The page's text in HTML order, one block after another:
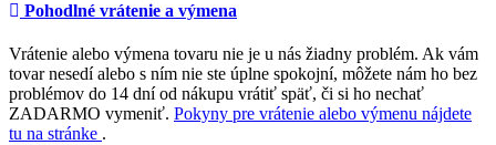
Pohodlné vrátenie a výmena
Vrátenie alebo výmena tovaru nie je u nás žiadny problém. Ak vám
tovar nesedí alebo s ním nie ste úplne spokojní, môžete nám ho bez
problémov do 14 dní od nákupu vrátiť späť, či si ho nechať
ZADARMO vymeniť. Pokyny pre vrátenie alebo výmenu nájdete
tu na stránke .